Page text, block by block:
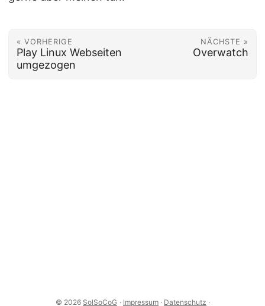
« VORHERIGE
Play Linux Webseiten
umgezogen
NÄCHSTE »
Overwatch
© 2026 SolSoCoG · Impressum · Datenschutz ·